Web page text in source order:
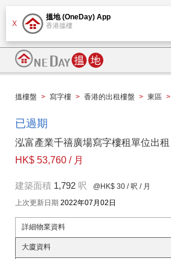
X
搵地 (OneDay) App
香港搵樓
搵樓盤 > 寫字樓 > 香港的出租樓盤 > 東區 >
已過期
泓富產業千禧廣場寫字樓租單位出租
HK$ 53,760 / 月
建築面積 1,792 呎 @HK$ 30 / 呎 / 月
上次更新日期 2022年07月02日
詳細物業資料
大廈資料